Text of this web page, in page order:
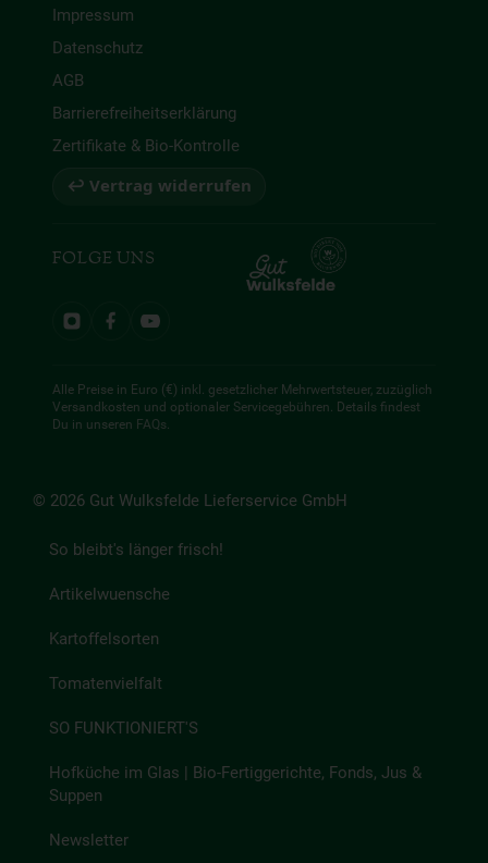
Impressum
Datenschutz
AGB
Barrierefreiheitserklärung
Zertifikate & Bio-Kontrolle
↩ Vertrag widerrufen
FOLGE UNS
Alle Preise in Euro (€) inkl. gesetzlicher Mehrwertsteuer, zuzüglich
Versandkosten und optionaler Servicegebühren. Details findest
Du in unseren FAQs.
© 2026 Gut Wulksfelde Lieferservice GmbH
So bleibt's länger frisch!
Artikelwuensche
Kartoffelsorten
Tomatenvielfalt
SO FUNKTIONIERT'S
Hofküche im Glas | Bio-Fertiggerichte, Fonds, Jus &
Suppen
Newsletter